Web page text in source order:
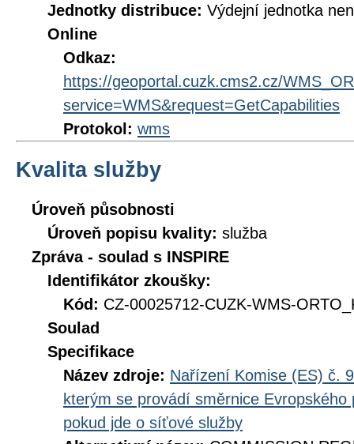
Jednotky distribuce: Výdejní jednotka
Online
Odkaz:
https://geoportal.cuzk.cms2.cz/
service=WMS&request=GetCapabilities
Protokol: wms
Kvalita služby
Úroveň působnosti
Úroveň popisu kvality: služba
Zpráva - soulad s INSPIRE
Identifikátor zkoušky:
Kód: CZ-00025712-CUZK-WMS-
Soulad
Specifikace
Název zdroje: Nařízení Komise (ES) č.
kterým se provádí směrnice
pokud jde o síťové služby